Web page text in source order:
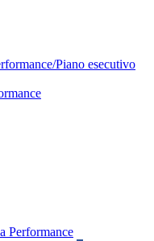
Piano esecutivo
Performance